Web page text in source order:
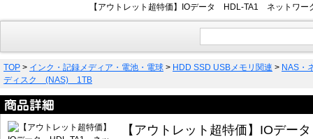
【アウトレット超特価】IOデータ HDL-TA1 ネットワ
TOP > インク・記録メディア・電池・電球 > HDD SSD USBメモリ関連 > NAS・
ディスク (NAS) 1TB
【アウトレット超特価】IOデ